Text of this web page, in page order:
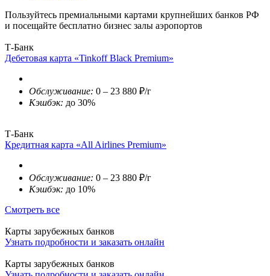
Пользуйтесь премиальными картами крупнейших банков РФ
и посещайте бесплатно бизнес залы аэропортов
Т-Банк
Дебетовая карта «Tinkoff Black Premium»
Обслуживание: 0 – 23 880 ₽/г
Кэшбэк: до 30%
Т-Банк
Кредитная карта «All Airlines Premium»
Обслуживание: 0 – 23 880 ₽/г
Кэшбэк: до 10%
Смотреть все
Карты зарубежных банков
Узнать подробности и заказать онлайн
Карты зарубежных банков